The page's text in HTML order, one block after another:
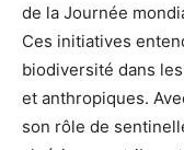
de la Journée
Ces initiatives
biodiversité dans
et anthropiques.
son rôle de